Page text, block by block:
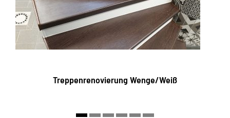
Treppenrenovierung Wenge/Weiß